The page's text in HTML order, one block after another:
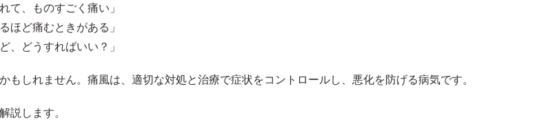
て、ものすごく痛い」
ほど痛むときがある」
、どうすればいい？」
もしれません。痛風は、適切な対処と治療で症状をコントロールし、悪化を防げる病気です。
説します。